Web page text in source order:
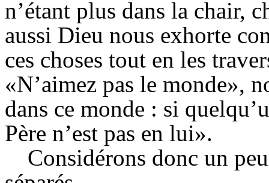
n’étant plus dans la chair,
aussi Dieu nous exhorte
ces choses tout en les
«N’aimez pas le monde»,
dans ce monde : si
Père n’est pas en lui».
Considérons donc un